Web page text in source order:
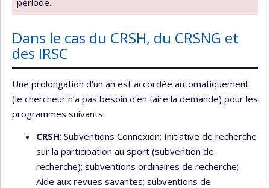
période.
Dans le cas du CRSH, du CRSNG et
des IRSC
Une prolongation d’un an est accordée automatiquement
(le chercheur n’a pas besoin d’en faire la demande) pour les
programmes suivants.
CRSH: Subventions Connexion; Initiative de recherche
sur la participation au sport (subvention de
recherche); subventions ordinaires de recherche;
Aide aux revues savantes; subventions de